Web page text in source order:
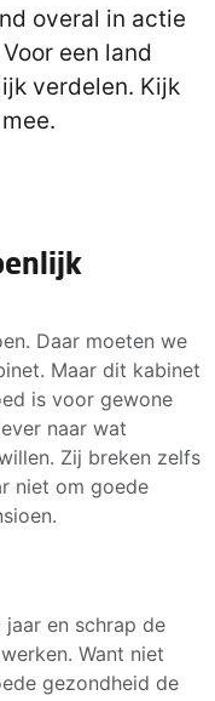
overal in actie
een land
verdelen. Kijk
Daar moeten we
Maar dit kabinet
is voor gewone
naar wat
Zij breken zelfs
niet om goede
en schrap de
Want niet
gezondheid de